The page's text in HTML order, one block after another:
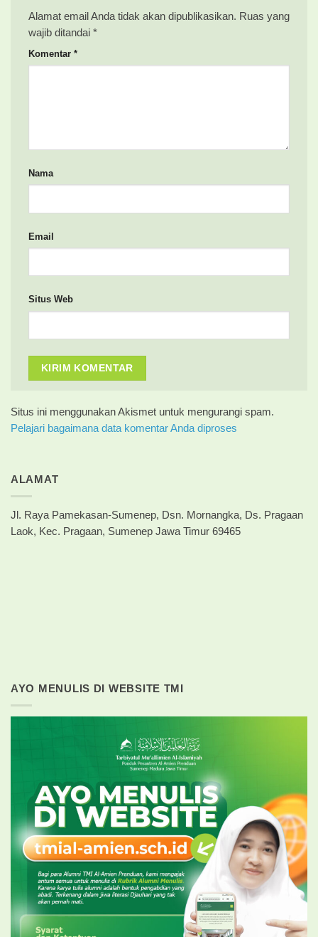
Alamat email Anda tidak akan dipublikasikan. Ruas yang
wajib ditandai *
Komentar *
Nama
Email
Situs Web
Situs ini menggunakan Akismet untuk mengurangi spam.
Pelajari bagaimana data komentar Anda diproses
ALAMAT
Jl. Raya Pamekasan-Sumenep, Dsn. Mornangka, Ds. Pragaan
Laok, Kec. Pragaan, Sumenep Jawa Timur 69465
AYO MENULIS DI WEBSITE TMI